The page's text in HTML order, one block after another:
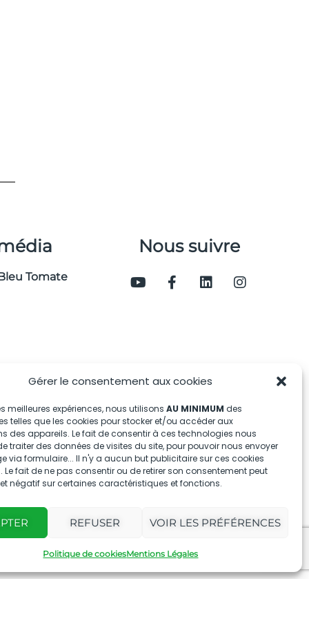
Gérer le consentement aux cookies
meilleures expériences, nous utilisons AU MINIMUM des
telles que les cookies pour stocker et/ou accéder aux
des appareils. Le fait de consentir à ces technologies nous
traiter des données de visites du site, pour pouvoir nous envoyer
via formulaire... Il n'y a aucun but publicitaire sur ces cookies
Le fait de ne pas consentir ou de retirer son consentement peut
négatif sur certaines caractéristiques et fonctions.
REFUSER VOIR LES PRÉFÉRENCES
Politique de cookiesMentions Légales
Tomate
Nous suivre